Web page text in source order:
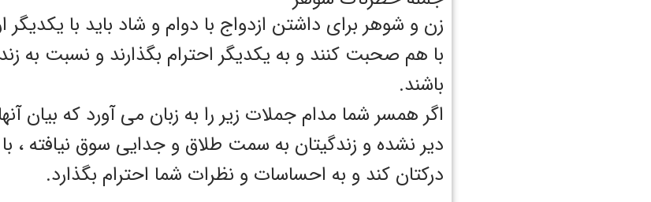
زن و شوهر برای داشتن ازدواج با دوام و شاد باید با یکدیگر
با هم صحبت کنند و به یکدیگر احترام بگذارند و نسبت به
باشند.
اگر همسر شما مدام جملات زیر را به زبان می آورد که بیان
دیر نشده و زندگیتان به سمت طلاق و جدایی سوق نیافته ، با
درکتان کند و به احساسات و نظرات شما احترام بگذارد.